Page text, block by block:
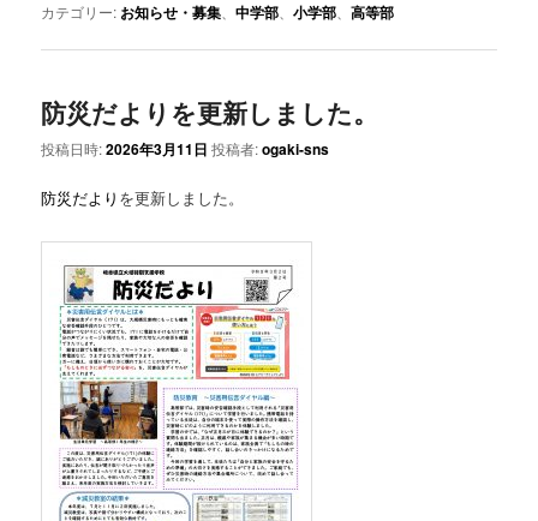
カテゴリー: お知らせ・募集 、中学部 、小学部 、高等部
防災だよりを更新しました。
投稿日時:2026年3月11日 投稿者:ogaki-sns
防災だより を更新しました。